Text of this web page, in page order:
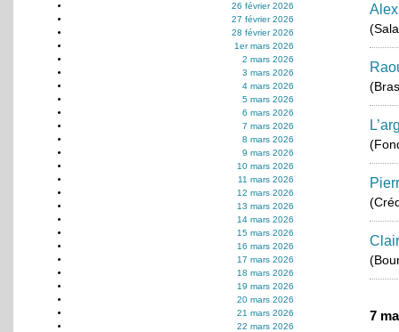
26 février 2026
27 février 2026
28 février 2026
1er mars 2026
2 mars 2026
3 mars 2026
4 mars 2026
5 mars 2026
6 mars 2026
7 mars 2026
8 mars 2026
9 mars 2026
10 mars 2026
11 mars 2026
12 mars 2026
13 mars 2026
14 mars 2026
15 mars 2026
16 mars 2026
17 mars 2026
18 mars 2026
19 mars 2026
20 mars 2026
21 mars 2026
22 mars 2026
7